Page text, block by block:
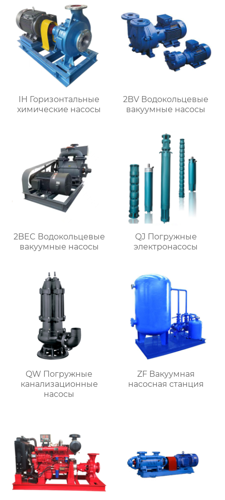
IH Горизонтальные
химические насосы
2BV Водокольцевые
вакуумные насосы
2BEC Водокольцевые
вакуумные насосы
QJ Погружные
электронасосы
QW Погружные
канализационные
насосы
ZF Вакуумная
насосная станция